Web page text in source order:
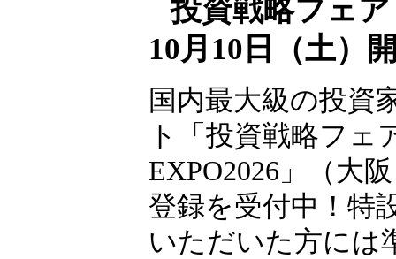
投資戦略フェ
10月10日（土）
国内最大級の投資
ト「投資戦略フェ
EXPO2026」（大
登録を受付中！特